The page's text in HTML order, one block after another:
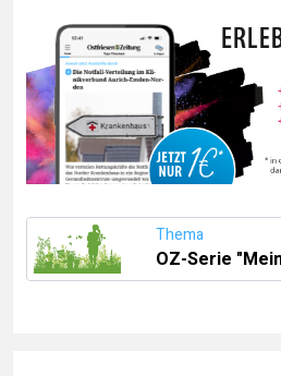
Thema
OZ-Serie